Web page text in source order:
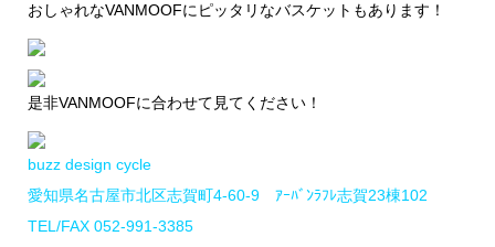
おしゃれなVANMOOFにピッタリなバスケットもあります！
是非VANMOOFに合わせて見てください！
buzz design cycle
愛知県名古屋市北区志賀町4-60-9 ｱｰﾊﾞﾝﾗﾌﾚ志賀23棟102
TEL/FAX 052-991-3385